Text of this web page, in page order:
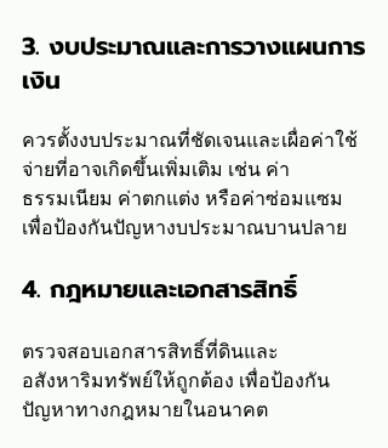
3. งบประมาณและการวางแผนการ
เงิน
ควรตั้งงบประมาณที่ชัดเจนและเผื่อค่าใช้
จ่ายที่อาจเกิดขึ้นเพิ่มเติม เช่น ค่า
ธรรมเนียม ค่าตกแต่ง หรือค่าซ่อมแซม
เพื่อป้องกันปัญหางบประมาณบานปลาย
4. กฎหมายและเอกสารสิทธิ์
ตรวจสอบเอกสารสิทธิ์ที่ดินและ
อสังหาริมทรัพย์ให้ถูกต้อง เพื่อป้องกัน
ปัญหาทางกฎหมายในอนาคต